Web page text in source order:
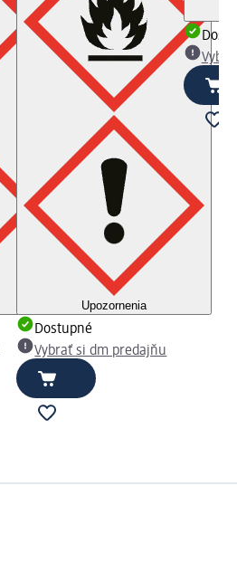
Upozornenia
Dostupné
Vybrať si dm predajňu